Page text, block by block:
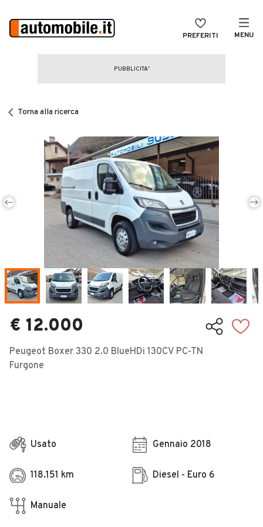
PREFERITI MENU
CERCA
Auto Nuove
Noleggio a lungo termine
Auto d'epoca
Camper
Veicoli Commerciali
Concessionari
Torna alla ricerca
€ 12.000
Peugeot Boxer 330 2.0 BlueHDi 130CV PC-TN
Furgone
Usato Gennaio 2018
118.151 km Diesel - Euro 6
Manuale